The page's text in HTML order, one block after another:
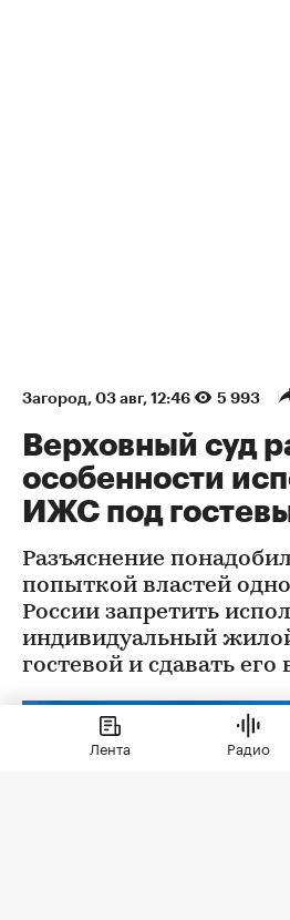
Загород⁠, 03 авг, 12:46 5 993
Верховный суд
особенности
ИЖС под
Разъяснение
попыткой властей
России запретить
индивидуальный
гостевой и сдавать его
Лента Радио